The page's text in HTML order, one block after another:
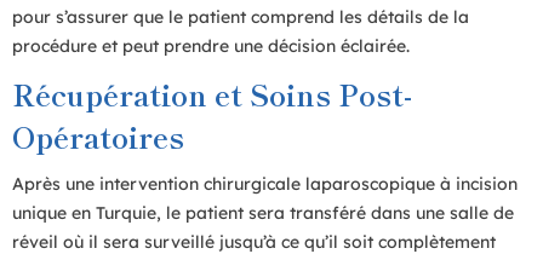
pour s’assurer que le patient comprend les détails de la
procédure et peut prendre une décision éclairée.
Récupération et Soins Post-
Opératoires
Après une intervention chirurgicale laparoscopique à incision
unique en Turquie, le patient sera transféré dans une salle de
réveil où il sera surveillé jusqu’à ce qu’il soit complètement